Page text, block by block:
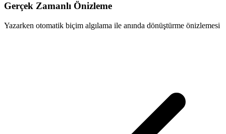
Gerçek Zamanlı Önizleme
Yazarken otomatik biçim algılama ile anında dönüştürme önizlemesi